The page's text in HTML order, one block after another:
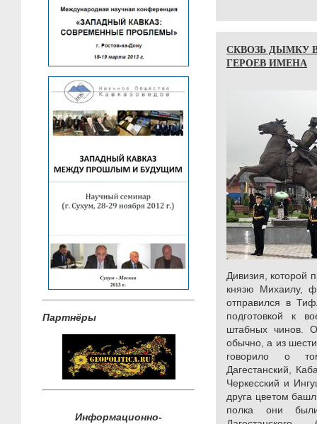
Партнёры
Информационно-
СКВОЗЬ ДЫМКУ
ГЕРОЕВ ИМЕНА
Дивизия, которой
князю Михаилу,
отправился в
подготовкой к
штабных чинов.
обычно, а из
говорило о
Дагестанский,
Черкесский и
друга цветом
полка они